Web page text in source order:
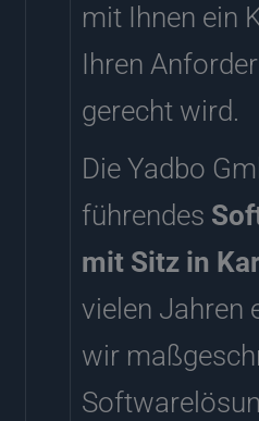
mit Ihnen ein
Ihren
gerecht wird.
Die Yadbo
führendes
mit Sitz in
vielen Jahren
wir